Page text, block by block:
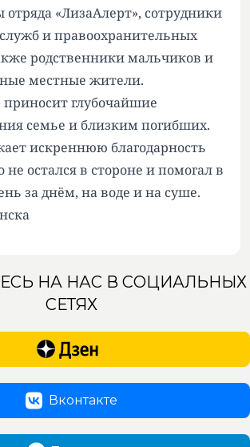
отряда «ЛизаАлерт», сотрудники
и правоохранительных
родственники мальчиков и
местные жители.
приносит глубочайшие
семье и близким погибших.
искреннюю благодарность
остался в стороне и помогал в
за днём, на воде и на суше.
НА НАС В СОЦИАЛЬНЫХ
СЕТЯХ
Вконтакте